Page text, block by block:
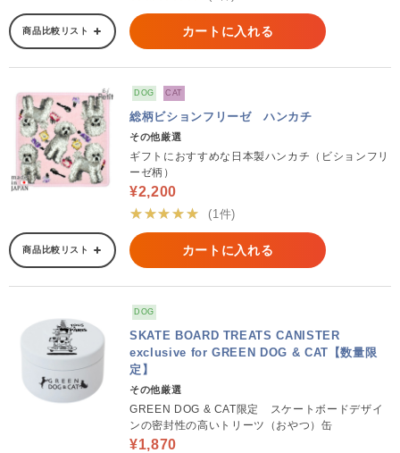
商品比較リスト カートに入れる
DOG CAT
総柄ビションフリーゼ ハンカチ
その他厳選
ギフトにおすすめな日本製ハンカチ（ビションフリ
ーゼ柄）
¥2,200
★★★★★
(1件)
商品比較リスト カートに入れる
DOG
SKATE BOARD TREATS CANISTER
exclusive for GREEN DOG & CAT【数量限
定】
その他厳選
GREEN DOG & CAT限定 スケートボードデザイ
ンの密封性の高いトリーツ（おやつ）缶
¥1,870